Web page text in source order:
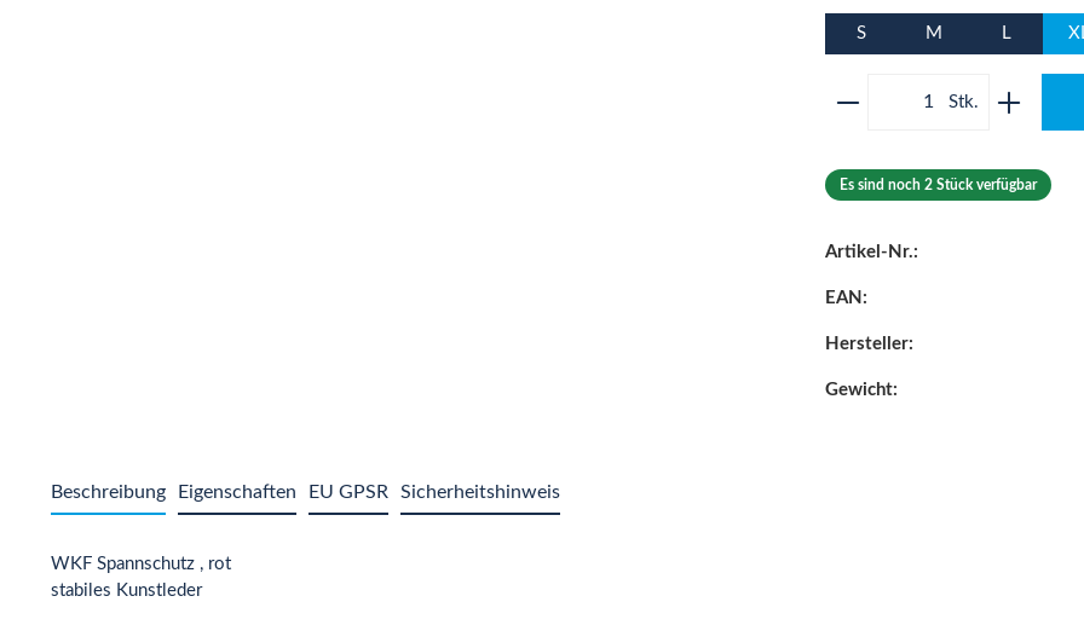
S M L
Produkt Anzahl:
Es sind noch 2 Stück verfügbar
Artikel-Nr.:
EAN:
Hersteller:
Gewicht:
Beschreibung Eigenschaften EU GPSR Sicherheitshinweis
WKF Spannschutz , rot
stabiles Kunstleder